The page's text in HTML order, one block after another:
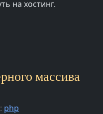
на хостинг.
массива
php